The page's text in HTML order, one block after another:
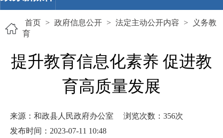
首页 > 政府信息公开 > 法定主动公开内容 >
义务教
育
提升教育信息化素养 促进教
育高质量发展
来源：和政县人民政府办公室 浏览次数： 356次
发布时间：2023-07-11 10:48